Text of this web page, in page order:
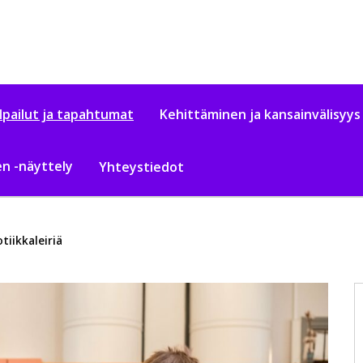
ja tapahtumat Kehittäminen ja kansainvälisyys
-näyttely Yhteystiedot